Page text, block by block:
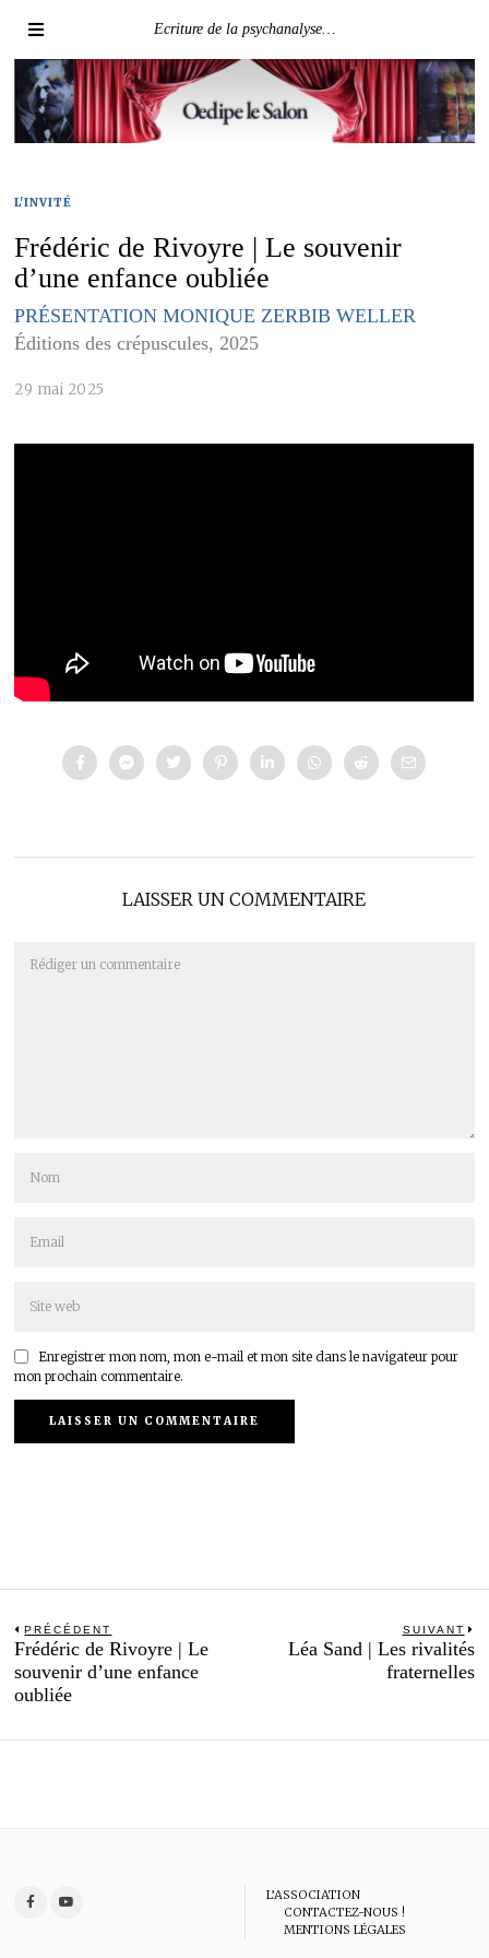
Ecriture de la psychanalyse…
L'INVITÉ
Frédéric de Rivoyre | Le souvenir
d’une enfance oubliée
PRÉSENTATION MONIQUE ZERBIB WELLER
Éditions des crépuscules, 2025
29 mai 2025
LAISSER UN COMMENTAIRE
Enregistrer mon nom, mon e-mail et mon site dans le navigateur pour
mon prochain commentaire.
Navigation
de
l’article
PRÉCÉDENT
Previous
post:
Frédéric de Rivoyre | Le
souvenir d’une enfance
oubliée
SUIVANT
Léa Sand | Les rivalités
fraternelles
L’ASSOCIATION
CONTACTEZ-NOUS !
MENTIONS LÉGALES